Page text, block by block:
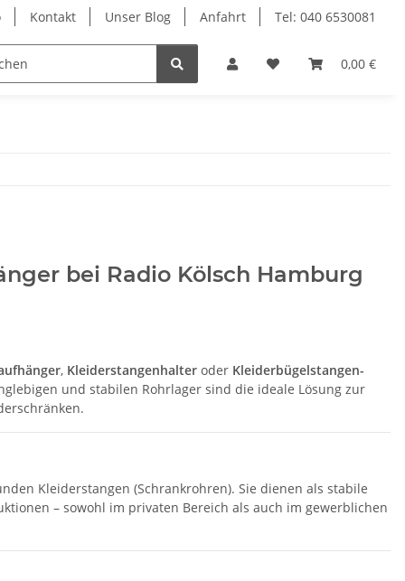
Kontakt Unser Blog Anfahrt Tel: 040 6530081
0,00 €
Retouren-Shop
bei Radio Kölsch Hamburg
, Kleiderstangenhalter oder Kleiderbügelstangen-
und stabilen Rohrlager sind die ideale Lösung zur
Kleiderstangen (Schrankrohren). Sie dienen als stabile
– sowohl im privaten Bereich als auch im gewerblichen